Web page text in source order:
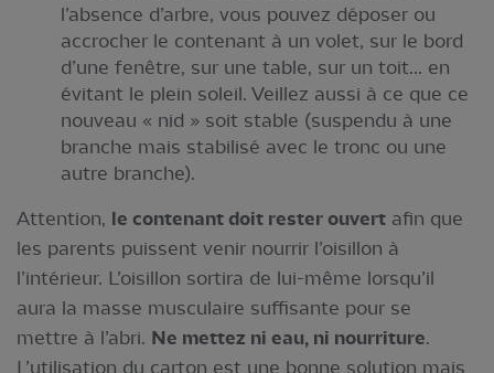
l’absence d’arbre, vous pouvez déposer ou
accrocher le contenant à un volet, sur le bord
d’une fenêtre, sur une table, sur un toit... en
évitant le plein soleil. Veillez aussi à ce que ce
nouveau « nid » soit stable (suspendu à une
branche mais stabilisé avec le tronc ou une
autre branche).
Attention, le contenant doit rester ouvert afin que
les parents puissent venir nourrir l’oisillon à
l’intérieur. L’oisillon sortira de lui-même lorsqu’il
aura la masse musculaire suffisante pour se
mettre à l’abri. Ne mettez ni eau, ni nourriture.
L’utilisation du carton est une bonne solution mais